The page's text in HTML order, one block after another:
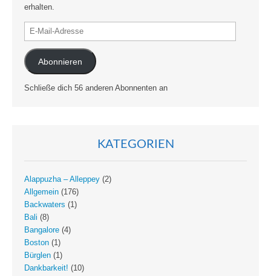
erhalten.
E-
Mail-
Adresse
Abonnieren
Schließe dich 56 anderen Abonnenten an
KATEGORIEN
Alappuzha – Alleppey (2)
Allgemein (176)
Backwaters (1)
Bali (8)
Bangalore (4)
Boston (1)
Bürglen (1)
Dankbarkeit! (10)